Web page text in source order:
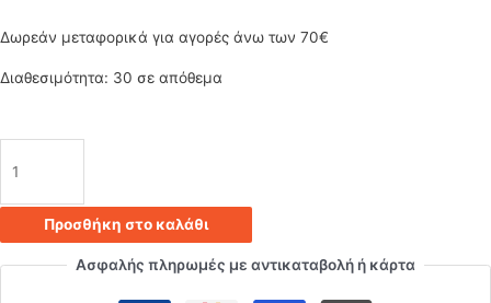
was:
3.00€.
τιμή
είναι:
Δωρεάν μεταφορικά για αγορές άνω των 70€
Διαθεσιμότητα: 30 σε απόθεμα
οροφής
Προσθήκη στο καλάθι
Ασφαλής πληρωμές με αντικαταβολή ή κάρτα